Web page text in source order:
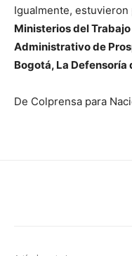
Igualmente, estuvieron
Ministerios del
Administrativo de
Bogotá, La Defensoría
De Colprensa para